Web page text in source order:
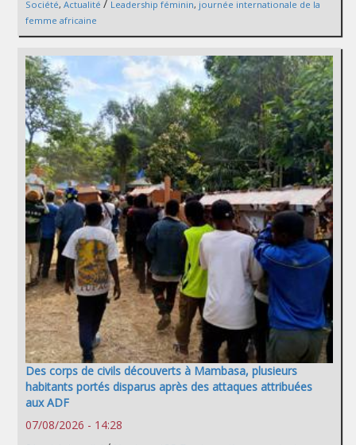
Société, Actualité / Leadership féminin, journée internationale de la
femme africaine
Des corps de civils découverts à Mambasa, plusieurs
habitants portés disparus après des attaques attribuées
aux ADF
07/08/2026 - 14:28